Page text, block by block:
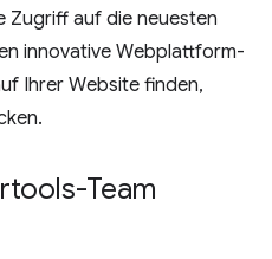
Zugriff auf die neuesten
innovative Webplattform-
Ihrer Website finden,
Team